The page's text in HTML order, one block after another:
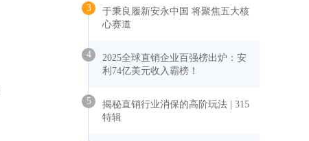
3
于秉良履新安永中国 将聚焦五大核
心赛道
4
2025全球直销企业百强榜出炉：安
利74亿美元收入霸榜！
5
揭秘直销行业消保的高阶玩法 | 315
特辑